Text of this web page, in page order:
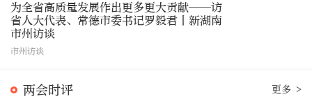
为全省高质量发展作出更多更大贡献——访
省人大代表、常德市委书记罗毅君丨新湖南
市州访谈
市州访谈
两会时评 更多 >